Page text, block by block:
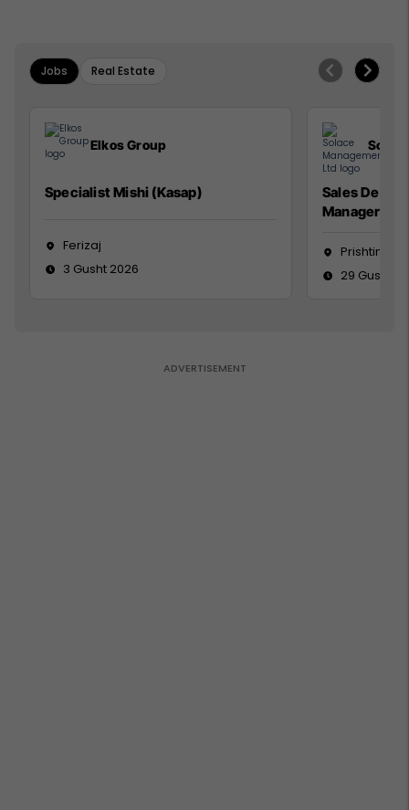
Jobs Real Estate
Elkos Group
Specialist Mishi (Kasap)
Ferizaj
3 Gusht 2026
Sales
Manager
Prishtinë
29 Gusht